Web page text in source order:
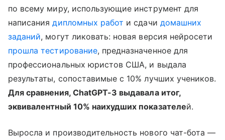
по всему миру, использующие инструмент для
написаниядипломных работ и сдачи домашних
заданий, могут ликовать: новая версия нейросети
прошла тестирование, предназначенное для
профессиональных юристов США, и выдала
результаты, сопоставимые с 10% лучших учеников.
Для сравнения, ChatGPT-3 выдавала итог,
эквивалентный 10% наихудших показателей.
Выросла и производительность нового чат-бота —